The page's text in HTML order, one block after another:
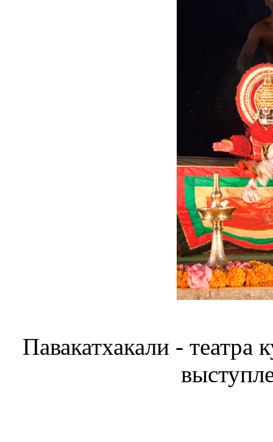
Павакатхакали -